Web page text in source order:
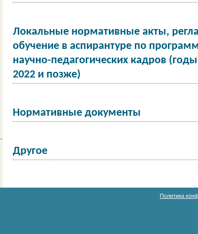
Локальные нормативные акты,
обучение в аспирантуре по
научно-педагогических кадров
2022 и позже)
Нормативные документы
Другое
Политика